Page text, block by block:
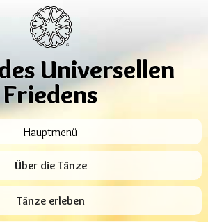
Universellen
Friedens
Hauptmenü
Über die Tänze
Tänze erleben